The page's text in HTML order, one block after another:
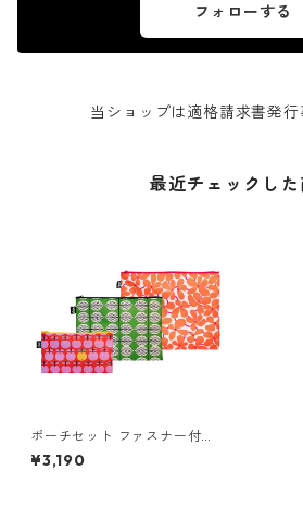
フォローする
当ショップは適格請求書発行
最近チェックした
ポーチセット ファスナー付き
撥水加工 LOQI Zip Pockets R
ecycled ローキー リサイクル
¥3,190